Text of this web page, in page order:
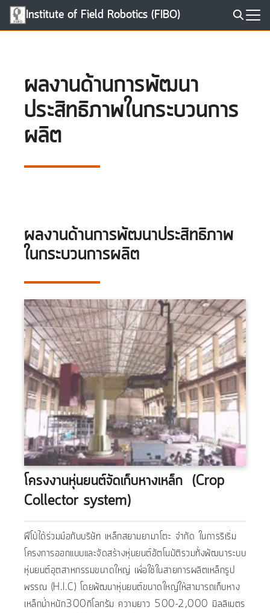
Skip
Institute of Field Robotics (FIBO)
ผลงานด้านการพัฒนา
ประสิทธิภาพในกระบวนการ
ผลิต
ผลงานด้านการพัฒนาประสิทธิภาพ
ในกระบวนการผลิต
โครงงานหุ่นยนต์จัดเก็บหางเหล็ก (Crop
Collector system)
ฟีโบ้ได้ร่วมมือกับบริษัท เหล็กสยามยามาโตะ จำกัด ในการริเริ่ม
โครงการออกแบบและจัดสร้างหุ่นยนต์อัตโนมัติรวมทั้งพัฒนาระบบ
หุ่นยนต์อุตสาหกรรมขนาดใหญ่ เพื่อใช้ในสายการผลิตเหล็กรูป
พรรณ (H.I.C) โดยพัฒนาหุ่นยนต์ขนาดใหญ่ให้สามารถเก็บหาง
เหล็กน้ำหนัก300กิโลกรัม ความยาว 500-2,000 มิลลิเมตร